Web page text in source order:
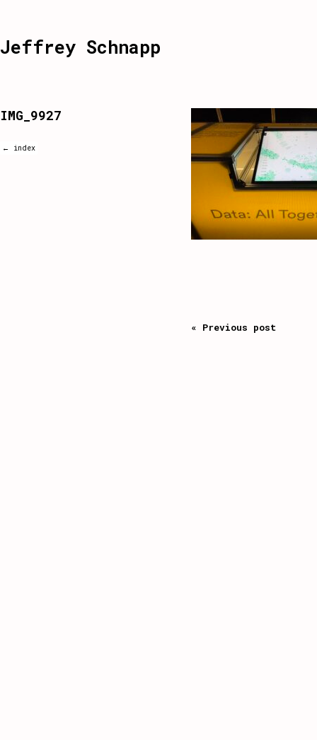
Jeffrey Schnapp
« Previous post
IMG_9927
← index